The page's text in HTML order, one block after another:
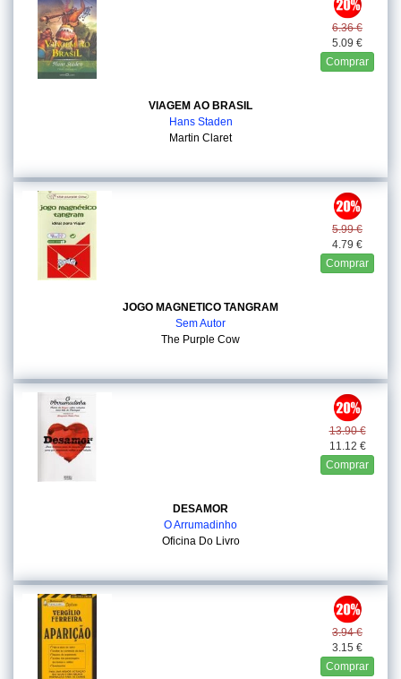
6.36 €
5.09 €
Comprar
VIAGEM AO BRASIL
Hans Staden
Martin Claret
5.99 €
4.79 €
Comprar
JOGO MAGNETICO TANGRAM
Sem Autor
The Purple Cow
13.90 €
11.12 €
Comprar
DESAMOR
O Arrumadinho
Oficina Do Livro
3.94 €
3.15 €
Comprar